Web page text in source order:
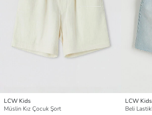
LCW Kids
Müslin Kız Çocuk Şort
LCW Kids
Beli